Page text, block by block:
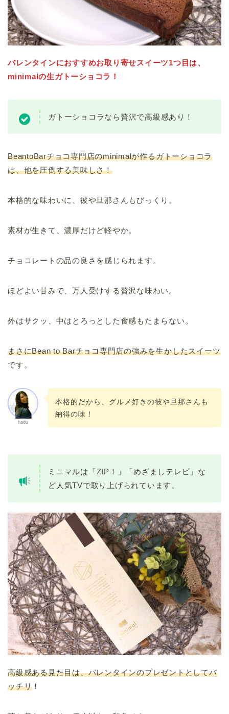
バレンタインにおすすめお取り寄せスイーツ1つ目は、
minimalの生ガトーショコラ！
ガトーショコラなら贅沢で高級感あり！
BeantoBarチョコ専門店のminimalが作るガトーショコラ
は、他を圧倒する美味しさ！
本格的な味わいに、彼や旦那さんもびっくり。
素材が生きて、濃厚だけど軽やか。
チョコレートの品の良さを感じられます。
ほどよい甘みで、万人受けする贅沢な味わい。
外はサクッ、中はとろっとした食感もたまらない。
まさにBean to Barチョコ専門店の強みを生かしたスイーツ
です。
hadu
本格的だから、グルメ好きの彼や旦那さんも
納得の味！
ミニマルは「ZIP！」「めざましテレビ」な
ど人気TVで取り上げられています。
高級感ある見た目は、バレンタインのプレゼントとしてバ
ッチリ ！